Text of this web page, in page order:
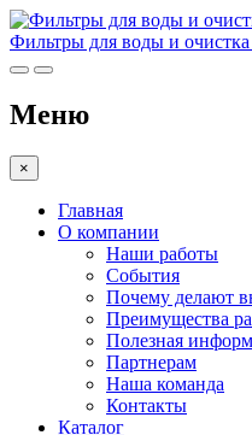
Фильтры для воды и
Меню
×
Главная
О компании
Наши работы
События
Почему делают
Преимущества
Полезная
Партнерам
Наша команда
Контакты
Каталог